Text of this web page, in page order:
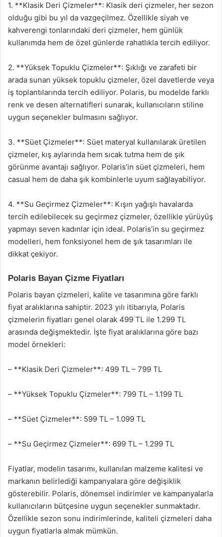
1. **Klasik Deri Çizmeler**: Klasik deri çizmeler, her sezon
olduğu gibi bu yıl da vazgeçilmez. Özellikle siyah ve
kahverengi tonlarındaki deri çizmeler, hem günlük
kullanımda hem de özel günlerde rahatlıkla tercih ediliyor.
2. **Yüksek Topuklu Çizmeler**: Şıklığı ve zarafeti bir
arada sunan yüksek topuklu çizmeler, özel davetlerde veya
iş toplantılarında tercih ediliyor. Polaris, bu modelde farklı
renk ve desen alternatifleri sunarak, kullanıcıların stiline
uygun seçenekler bulmasını sağlıyor.
3. **Süet Çizmeler**: Süet materyal kullanılarak üretilen
çizmeler, kış aylarında hem sıcak tutma hem de şık
görünme avantajı sağlıyor. Polaris’in süet çizmeleri, hem
casual hem de daha şık kombinlerle uyum sağlayabiliyor.
4. **Su Geçirmez Çizmeler**: Kışın yağışlı havalarda
tercih edilebilecek su geçirmez çizmeler, özellikle yürüyüş
yapmayı seven kadınlar için ideal. Polaris’in su geçirmez
modelleri, hem fonksiyonel hem de şık tasarımları ile
dikkat çekiyor.
Polaris Bayan Çizme Fiyatları
Polaris bayan çizmeleri, kalite ve tasarımına göre farklı
fiyat aralıklarına sahiptir. 2023 yılı itibarıyla, Polaris
çizmelerin fiyatları genel olarak 499 TL ile 1.299 TL
arasında değişmektedir. İşte fiyat aralıklarına göre bazı
model örnekleri:
– **Klasik Deri Çizmeler**: 499 TL – 799 TL
– **Yüksek Topuklu Çizmeler**: 799 TL – 1.199 TL
– **Süet Çizmeler**: 599 TL – 1.099 TL
– **Su Geçirmez Çizmeler**: 699 TL – 1.299 TL
Fiyatlar, modelin tasarımı, kullanılan malzeme kalitesi ve
markanın belirlediği kampanyalara göre değişiklik
gösterebilir. Polaris, dönemsel indirimler ve kampanyalarla
kullanıcıların bütçesine uygun seçenekler sunmaktadır.
Özellikle sezon sonu indirimlerinde, kaliteli çizmeleri daha
uygun fiyatlarla almak mümkün.